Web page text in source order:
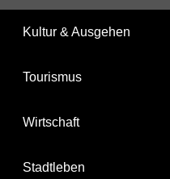
Kultur & Ausgehen
Tourismus
Wirtschaft
Stadtleben